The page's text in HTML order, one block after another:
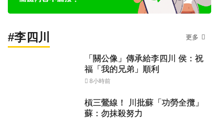
#李四川 更多
「關公像」傳承給李四川 侯：祝
福「我的兄弟」順利
8小時前
槓三鶯線！ 川批蘇「功勞全攬」
蘇：勿抹殺努力